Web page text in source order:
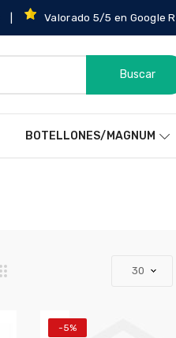
Valorado 5/5 en Google
Buscar
BOTELLONES/MAGNUM
-5%